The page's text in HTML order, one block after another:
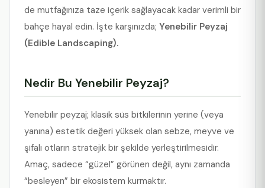
de mutfağınıza taze içerik sağlayacak kadar verimli bir
bahçe hayal edin. İşte karşınızda; Yenebilir Peyzaj
(Edible Landscaping).
Nedir Bu Yenebilir Peyzaj?
Yenebilir peyzaj; klasik süs bitkilerinin yerine (veya
yanına) estetik değeri yüksek olan sebze, meyve ve
şifalı otların stratejik bir şekilde yerleştirilmesidir.
Amaç, sadece “güzel” görünen değil, aynı zamanda
“besleyen” bir ekosistem kurmaktır.